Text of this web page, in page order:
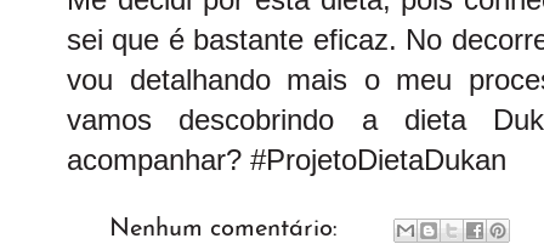
sei que é bastante eficaz. No
vou detalhando mais o meu
vamos descobrindo a dieta
acompanhar? #ProjetoDietaDukan
Nenhum comentário: